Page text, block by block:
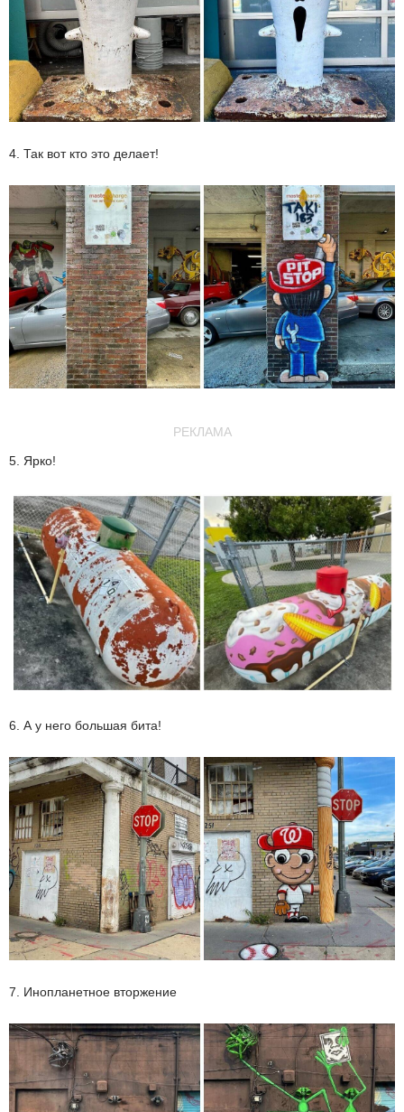
4. Так вот кто это делает!
РЕКЛАМА
5. Ярко!
6. А у него большая бита!
7. Инопланетное вторжение